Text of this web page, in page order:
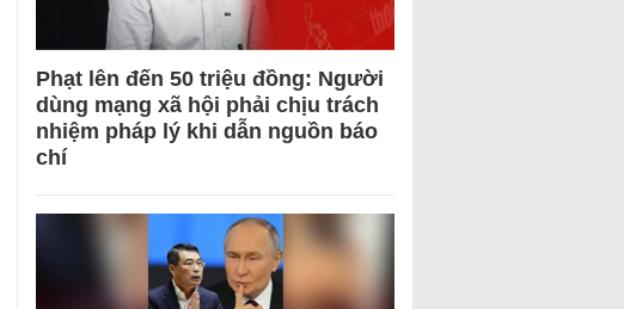
Phạt lên đến 50 triệu đồng: Người
dùng mạng xã hội phải chịu trách
nhiệm pháp lý khi dẫn nguồn báo
chí